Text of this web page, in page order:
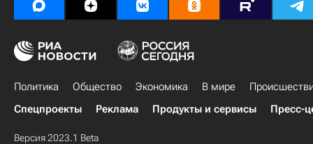
Летние Олимпийские игры 2016
Россия на Олимпиаде 2016
Сборная России по синхронному плаванию
Светлана Ромашина
Политика Общество Экономика В мире
Спецпроекты
Реклама Продукты и сервисы Пресс-
Версия 2023.1 Beta